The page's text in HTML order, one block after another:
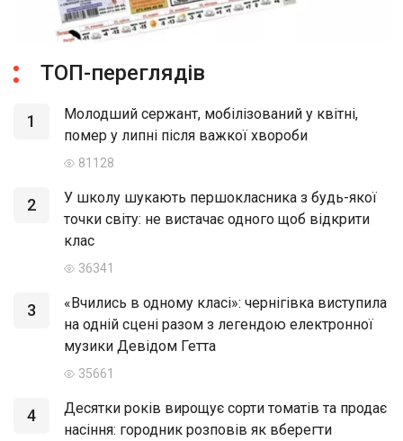
ТОП-переглядів
1
Молодший сержант, мобілізований у квітні,
помер у липні після важкої хвороби
81128
2
У школу шукають першокласника з будь-якої
точки світу: не вистачає одного щоб відкрити
клас
36341
3
«Вчились в одному класі»: чернігівка виступила
на одній сцені разом з легендою електронної
музики Девідом Гетта
35661
4
Десятки років вирощує сорти томатів та продає
насіння: городник розповів як вберегти